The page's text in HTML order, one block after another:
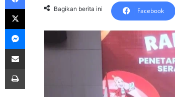
Bagikan berita ini Facebook
X
Messenger
Share via Email